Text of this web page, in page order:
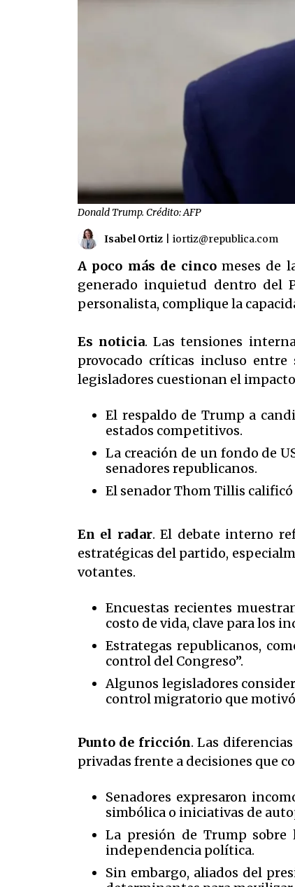
Donald Trump. Crédito: AFP
Isabel Ortiz iortiz@republica.com
A poco más de cinco meses de
generado inquietud dentro del
personalista, complique la
Es noticia. Las tensiones
provocado críticas incluso entre
legisladores cuestionan el
El respaldo de Trump a
estados competitivos.
La creación de un fondo de
senadores republicanos.
El senador Thom Tillis
En el radar. El debate interno
estratégicas del partido,
votantes.
Encuestas recientes
costo de vida, clave para los
Estrategas republicanos,
control del Congreso”.
Algunos legisladores
control migratorio que motivó
Punto de fricción. Las
privadas frente a decisiones que
Senadores expresaron
simbólica o iniciativas de
La presión de Trump sobre
independencia política.
Sin embargo, aliados del